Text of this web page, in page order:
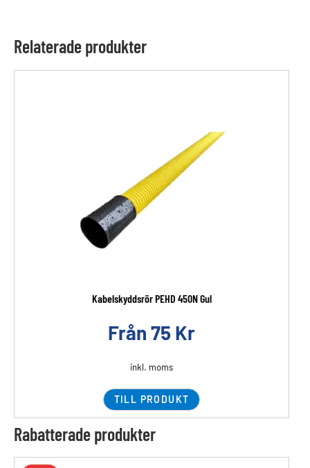
Relaterade produkter
Kabelskyddsrör PEHD 450N Gul
Från 75 Kr
inkl. moms
TILL PRODUKT
Rabatterade produkter